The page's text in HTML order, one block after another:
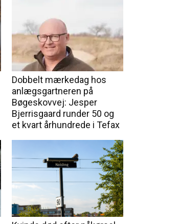
Dobbelt mærkedag hos
anlægsgartneren på
Bøgeskovvej: Jesper
Bjerrisgaard runder 50 og
et kvart århundrede i Tefax